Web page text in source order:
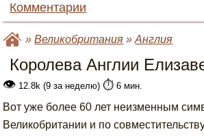
Комментарии
»Великобритания »Англия
Королева Англии
👁 12.8k (9 за неделю) ⏱️ 6 мин.
Вот уже более 60 лет неизменным
Великобритании и по